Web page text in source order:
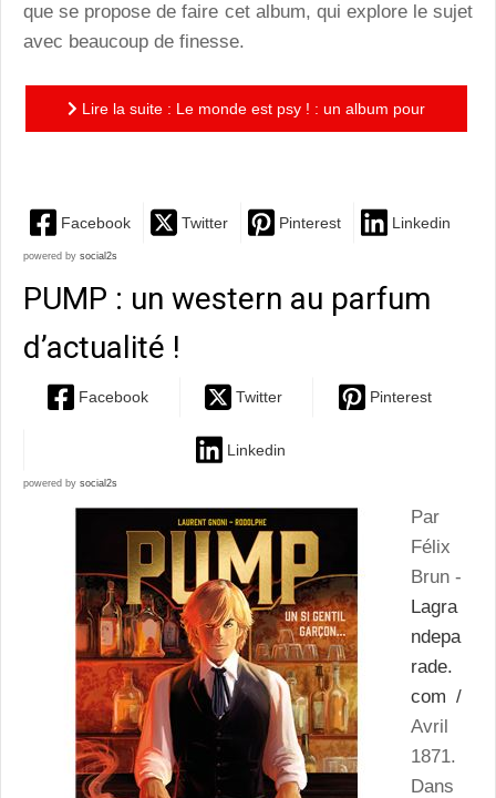
que se propose de faire cet album, qui explore le sujet
avec beaucoup de finesse.
Lire la suite : Le monde est psy ! : un album pour
Facebook Twitter Pinterest Linkedin
powered by social2s
PUMP : un western au parfum
d’actualité !
Facebook Twitter Pinterest
Linkedin
powered by social2s
Par
Félix
Brun -
Lagra
ndepa
rade.
com /
Avril
1871.
Dans